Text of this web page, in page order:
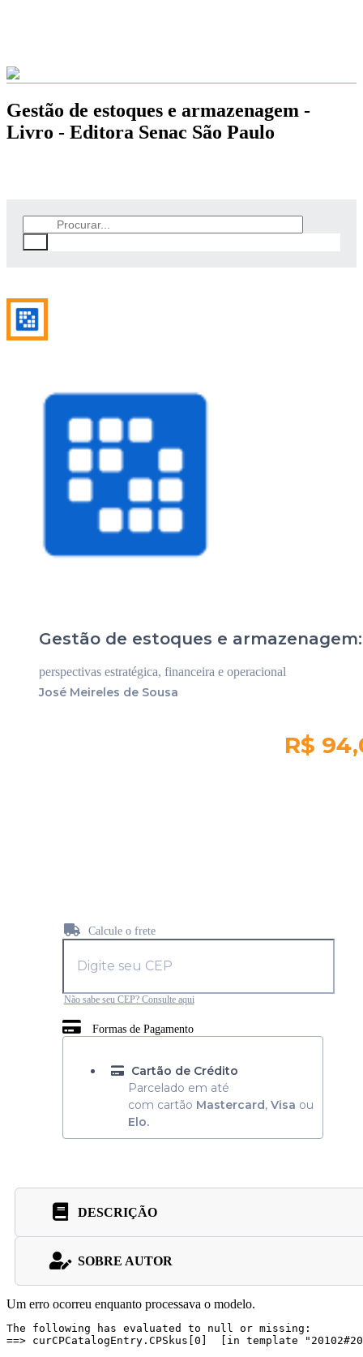
Gestão de estoques e armazenagem -
Livro - Editora Senac São Paulo
Gestão de estoques e armazenagem:
perspectivas estratégica, financeira e operacional
José Meireles de Sousa
R$
Calcule o frete
Não sabe seu CEP? Consulte aqui
Formas de Pagamento
Cartão de Crédito
Parcelado em até
com cartão Mastercard, Visa ou
Elo.
DESCRIÇÃO
SOBRE AUTOR
Um erro ocorreu enquanto processava o modelo.
The following has evaluated to null or missing:
==> curCPCatalogEntry.CPSkus[0]  [in template